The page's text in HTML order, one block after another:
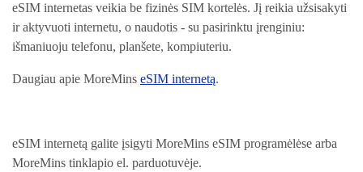
eSIM internetas veikia be fizinės SIM kortelės. Jį reikia užsisakyti
ir aktyvuoti internetu, o naudotis - su pasirinktu įrenginiu:
išmaniuoju telefonu, planšete, kompiuteriu.
Daugiau apie MoreMins eSIM internetą.
eSIM internetą galite įsigyti MoreMins eSIM programėlėse arba
MoreMins tinklapio el. parduotuvėje.